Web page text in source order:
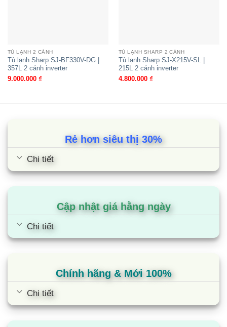
Tiện ích làm đá nhanh chóng
SJ-X215V-DG là chiếc tủ lạnh Sharp 2 cánh có
công nghệ làm đa nhanh gấp 2 lần so với dòng tủ
Cùng Chủ Đề:
TỦ LẠNH 2 CÁNH
Tủ lạnh Sharp SJ-BF330V-DG |
357L 2 cánh inverter
9.000.000 ₫
TỦ LẠNH SHARP 2 CÁNH
Tủ lạnh Sharp SJ-X215V-SL |
215L 2 cánh inverter
4.800.000 ₫
Rẻ hơn siêu thị 30%
Chi tiết
Cập nhật giá hằng ngày
Chi tiết
Chính hãng & Mới 100%
Chi tiết